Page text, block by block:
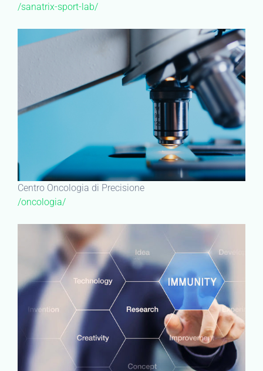
/sanatrix-sport-lab/
Centro Oncologia di Precisione
/oncologia/